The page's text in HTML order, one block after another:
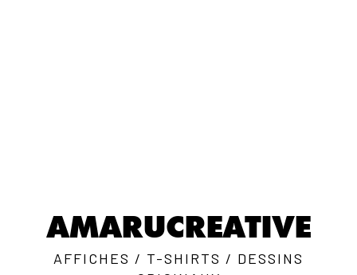
AMARUCREATIVE
AFFICHES / T-SHIRTS / DESSINS